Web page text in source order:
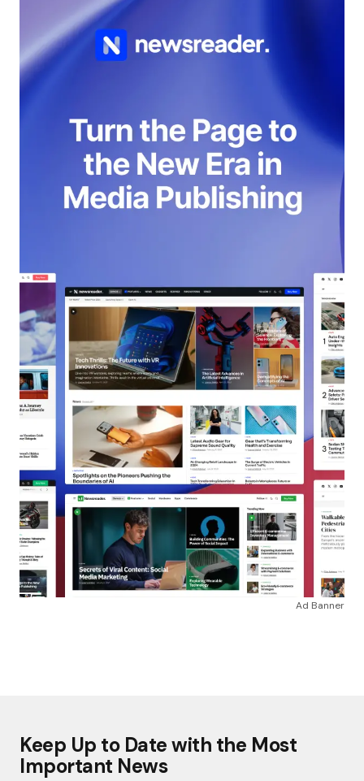
Ad Banner
Keep Up to Date with the Most
Important News